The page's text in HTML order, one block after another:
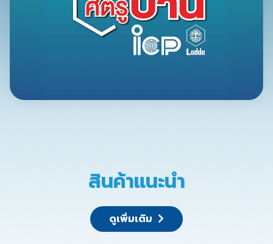
สินค้าแนะนำ
ดูเพิ่มเติม